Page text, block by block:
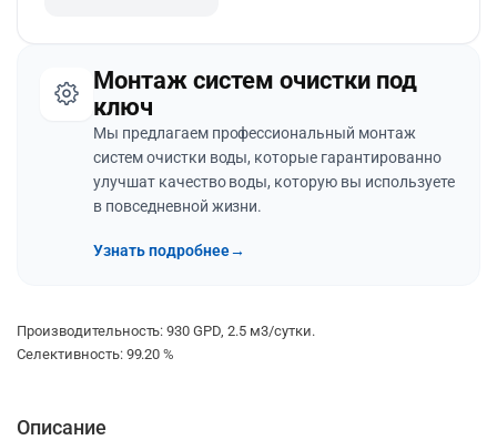
Монтаж систем очистки под
ключ
Мы предлагаем профессиональный монтаж
систем очистки воды, которые гарантированно
улучшат качество воды, которую вы используете
в повседневной жизни.
Узнать подробнее→
Производительность: 930 GPD, 2.5 м3/сутки.
Селективность: 99.20 %
Описание